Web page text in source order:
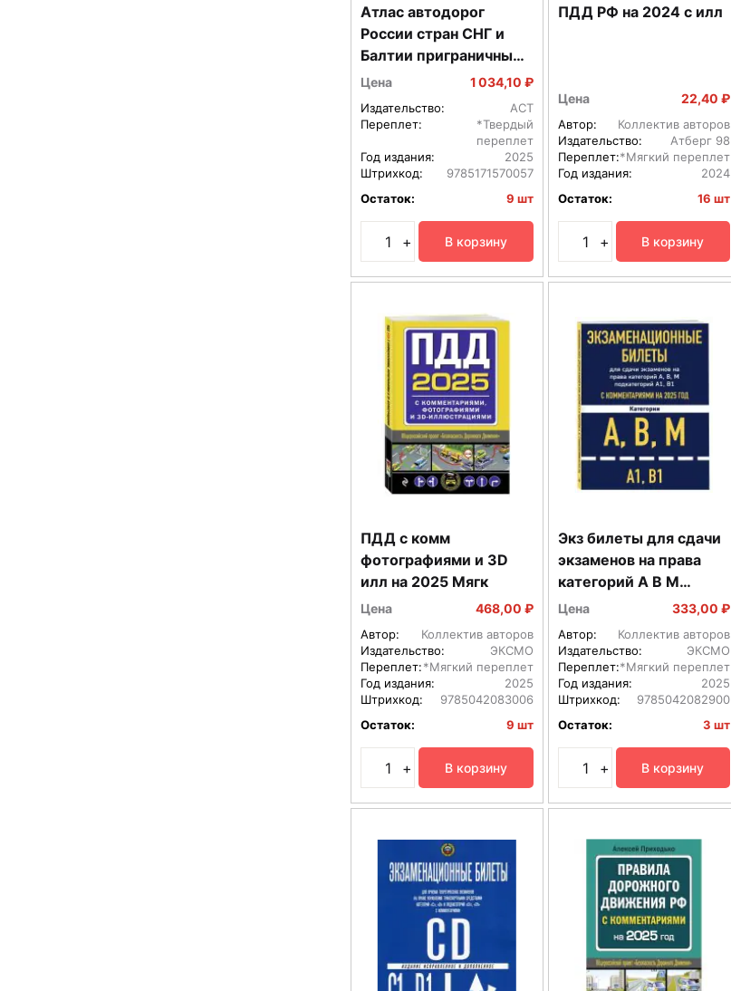
Атлас автодорог
России стран СНГ и
Балтии приграничные
районы (в новых
Цена 1 034,10 ₽
Издательство:
АСТ
Переплет:
*Твердый
переплет
Год издания:
2025
Штрихкод:
9785171570057
Остаток:
9 шт
+ В корзину
ПДД РФ на 2024 с илл
Цена 22,40 ₽
Автор:
Коллектив авторов
Издательство:
Атберг 98
Переплет:*Мягкий переплет
Год издания:
2024
Остаток:
16 шт
+ В корзину
ПДД с комм
фотографиями и 3D
илл на 2025 Мягк
Цена 468,00 ₽
Автор:
Коллектив авторов
Издательство:
ЭКСМО
Переплет:*Мягкий переплет
Год издания:
2025
Штрихкод:
9785042083006
Остаток:
9 шт
+ В корзину
Экз билеты для сдачи
экзаменов на права
категорий А В М
подкатегорий А1 В1 с
Цена 333,00 ₽
Автор:
Коллектив авторов
Издательство:
ЭКСМО
Переплет:*Мягкий переплет
Год издания:
2025
Штрихкод:
9785042082900
Остаток:
3 шт
+ В корзину